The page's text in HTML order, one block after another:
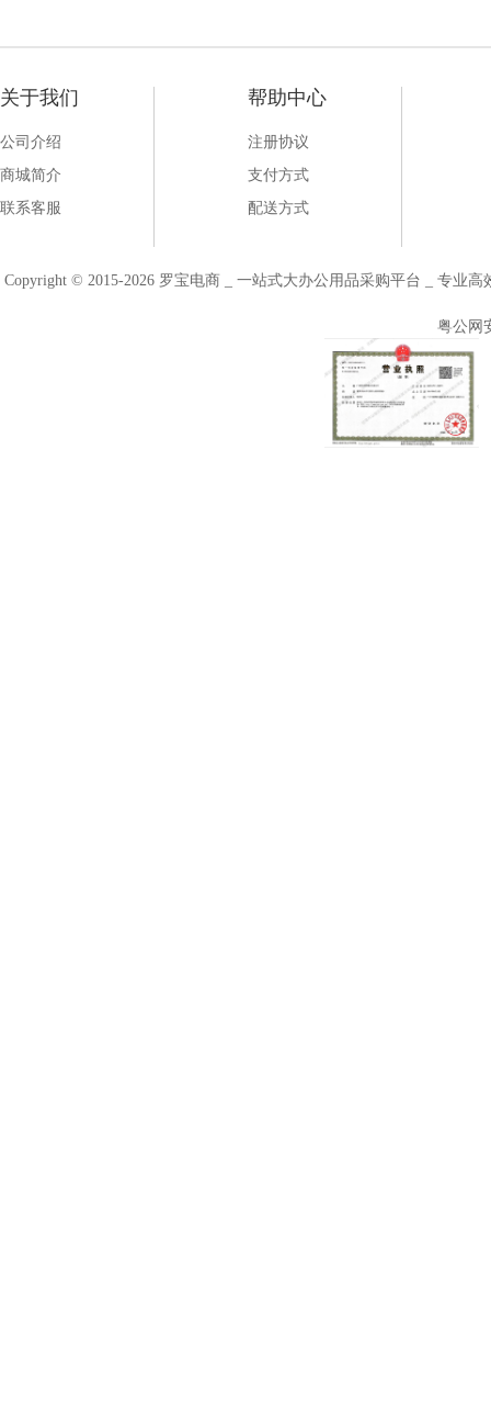
关于我们
公司介绍
商城简介
联系客服
帮助中心
注册协议
支付方式
配送方式
Copyright © 2015-2026 罗宝电商 _ 一站式大办公用品采购平台 _ 专业
粤公网